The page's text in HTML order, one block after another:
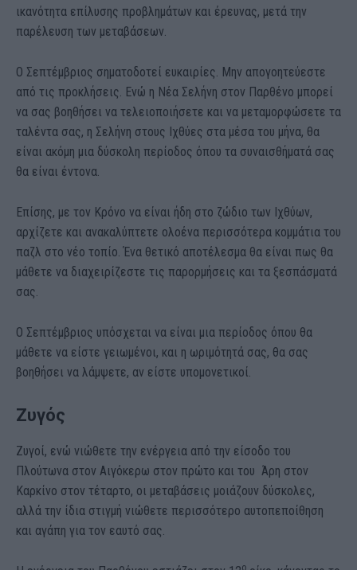
ικανότητα επίλυσης προβλημάτων και έρευνας, μετά την
παρέλευση των μεταβάσεων.
Ο Σεπτέμβριος σηματοδοτεί ευκαιρίες. Μην απογοητεύεστε
από τις προκλήσεις. Ενώ η Νέα Σελήνη στον Παρθένο μπορεί
να σας βοηθήσει να τελειοποιήσετε και να μεταμορφώσετε τα
ταλέντα σας, η Σελήνη στους Ιχθύες στα μέσα του μήνα, θα
είναι ακόμη μια δύσκολη περίοδος όπου τα συναισθήματά σας
θα είναι έντονα.
Επίσης, με τον Κρόνο να είναι ήδη στο ζώδιο των Ιχθύων,
αρχίζετε και ανακαλύπτετε ολοένα περισσότερα κομμάτια του
παζλ στο νέο τοπίο. Ένα θετικό αποτέλεσμα θα είναι πως θα
μάθετε να διαχειρίζεστε τις παρορμήσεις και τα ξεσπάσματά
σας.
Ο Σεπτέμβριος υπόσχεται να είναι μια περίοδος όπου θα
μάθετε να είστε γειωμένοι, και η ωριμότητά σας, θα σας
βοηθήσει να λάμψετε, αν είστε υπομονετικοί.
Ζυγός
Ζυγοί, ενώ νιώθετε την ενέργεια από την είσοδο του
Πλούτωνα στον Αιγόκερω στον πρώτο και του Άρη στον
Καρκίνο στον τέταρτο, οι μεταβάσεις μοιάζουν δύσκολες,
αλλά την ίδια στιγμή νιώθετε περισσότερο αυτοπεποίθηση
και αγάπη για τον εαυτό σας.
ο